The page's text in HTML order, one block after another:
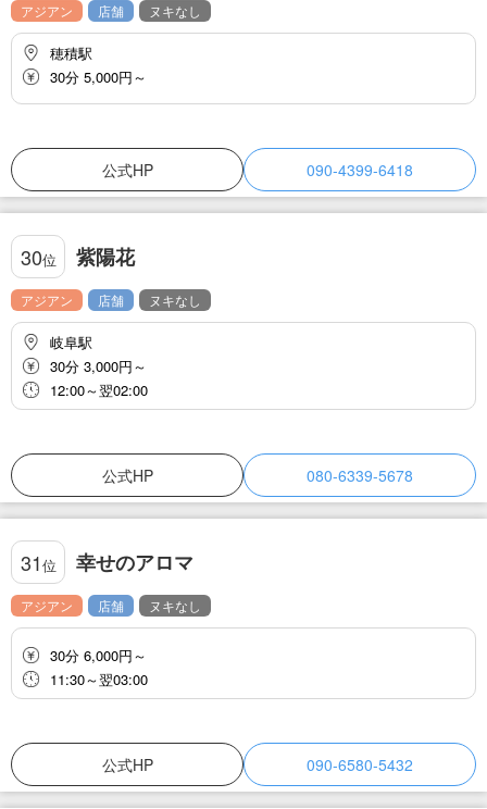
アジアン 店舗 ヌキなし
穂積駅
30分 5,000円～
公式HP 090-4399-6418
30位 紫陽花
アジアン 店舗 ヌキなし
岐阜駅
30分 3,000円～
12:00～翌02:00
公式HP 080-6339-5678
31位 幸せのアロマ
アジアン 店舗 ヌキなし
30分 6,000円～
11:30～翌03:00
公式HP 090-6580-5432